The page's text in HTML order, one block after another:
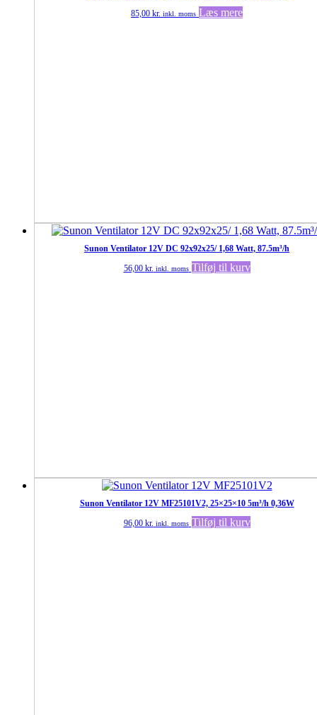
85,00 kr. inkl. moms Læs mere
Sunon Ventilator 12V DC 92x92x25/ 1,68 Watt, 87.5m³/h
56,00 kr. inkl. moms Tilføj til kurv
Sunon Ventilator 12V MF25101V2, 25×25×10 5m³/h 0,36W
96,00 kr. inkl. moms Tilføj til kurv